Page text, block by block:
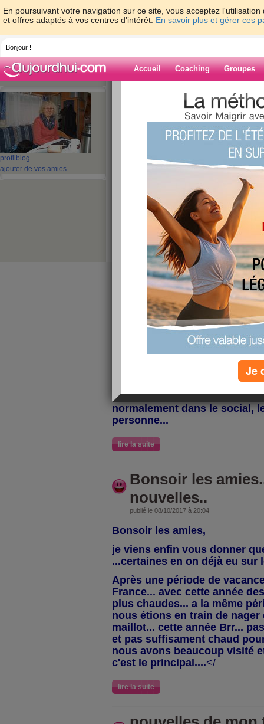
En poursuivant votre navigation sur ce site, vous acceptez
et offres adaptés à vos centres d'intérêt. En savoir plus et gérer ces
Bonjour !
Accueil Coaching Groupes
profil blog
ajouter de vos amies
>
Blog de maya-
21 - 30 31 - 40 41 - 50 51 -
‹ Préc. 1 2 3 4 5
de retour aux
publié le 28/10/2017 à 20:28
Bonjour les filles,
Désolée pour cette longue
trop bien dans la tête... au
l'ambiance est très
méthodes de la direction...
mêmes valeurs... des
personnes, une salle de bain
dites médicalisées... et j'en
de prévu pour le bien être de
devient réellement une
production qui compte...
normalement dans le social,
personne...
lire la suite
Bonsoir les
nouvelles..
publié le 08/10/2017 à 20:04
Bonsoir les amies,
je viens enfin vous donner
...certaines en on déjà eu
Après une période de
France... avec cette année
plus chaudes... a la même
nous étions en train de nager
maillot... cette année Brr...
et pas suffisament chaud
nous avons beaucoup visité
c'est le principal....</
lire la suite
Je